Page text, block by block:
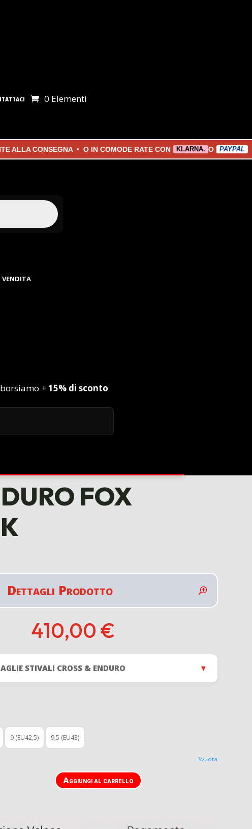
0 Elementi
• O IN COMODE RATE CON KLARNA. O PAYPAL
VENDITA
+ 15% di sconto
FOX
Dettagli Prodotto
410,00 €
STIVALI CROSS & ENDURO ▼
9 (EU42,5) 9,5 (EU43)
Svuota
Aggiungi al carrello